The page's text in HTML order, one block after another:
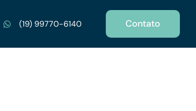
(19) 99770-6140 Contato